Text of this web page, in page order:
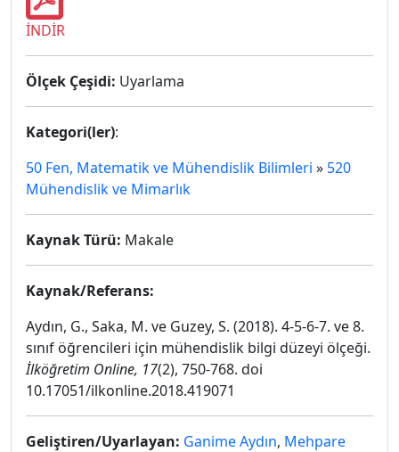
İNDİR
Ölçek Çeşidi: Uyarlama
Kategori(ler):
50 Fen, Matematik ve Mühendislik Bilimleri » 520
Mühendislik ve Mimarlık
Kaynak Türü: Makale
Kaynak/Referans:
Aydın, G., Saka, M. ve Guzey, S. (2018). 4-5-6-7. ve 8.
sınıf öğrencileri için mühendislik bilgi düzeyi ölçeği.
İlköğretim Online, 17(2), 750-768. doi
10.17051/ilkonline.2018.419071
Geliştiren/Uyarlayan: Ganime Aydın, Mehpare